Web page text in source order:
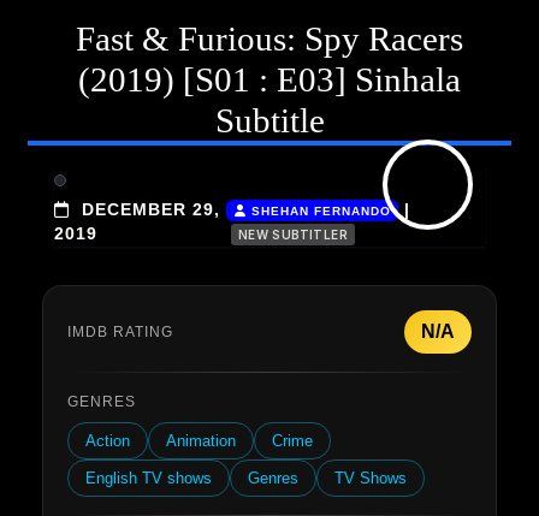
Fast & Furious: Spy Racers
(2019) [S01 : E03] Sinhala
Subtitle
DECEMBER 29,
2019
SHEHAN FERNANDO |
NEW SUBTITLER
IMDB RATING N/A
GENRES
Action Animation Crime
English TV shows Genres TV Shows